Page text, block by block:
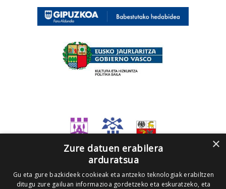
×
Zure datuen erabilera
arduratsua
Gu eta gure bazkideek cookieak eta antzeko teknologiak erabiltzen
ditugu zure gailuan informazioa gordetzeko eta eskuratzeko, eta